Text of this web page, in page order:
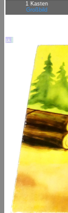
1 Kasten
Großbild